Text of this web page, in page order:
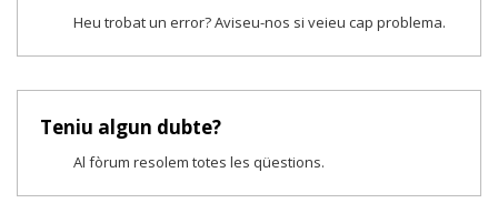
Heu trobat un error? Aviseu-nos si veieu cap problema.
Teniu algun dubte?
Al fòrum resolem totes les qüestions.